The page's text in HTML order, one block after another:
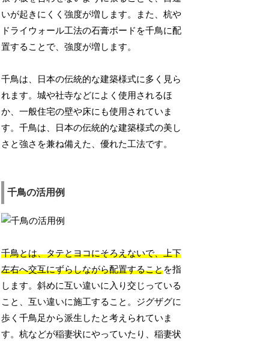
いが起きにくく強度が増します。また、杭や
ドライウォール工法の石膏ボードを千鳥に配
置することで、強度が増します。
千鳥は、日本の伝統的な建築様式に多く見ら
れます。城や社寺などによく使用されるほ
か、一般住宅の壁や床にも使用されていま
す。千鳥は、日本の伝統的な建築様式の美し
さと強さを兼ね備えた、優れた工法です。
千鳥の活用例
千鳥とは、タテとヨコにそろえないで、上下
左右へ交互にずらしながら配置することを指
します。斜めに互い違いに入り交じっている
こと、互い違いに施工すること。ジグザグに
歩く千鳥足から派生したと考えられていま
す。杭などが稲妻状にやっていたり、稲妻状